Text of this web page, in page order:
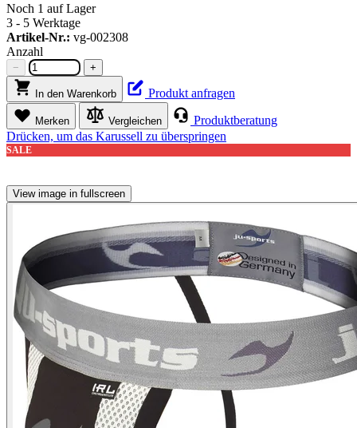
Noch 1 auf Lager
3 - 5 Werktage
Artikel-Nr.: vg-002308
Anzahl
− +
In den Warenkorb Produkt anfragen
Merken Vergleichen
Produktberatung
Drücken, um das Karussell zu überspringen
SALE
View image in fullscreen